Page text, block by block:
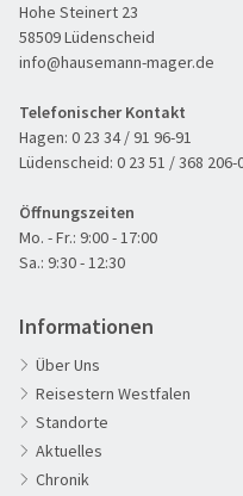
60plus Reisen
Hohe Steinert 23
58509 Lüdenscheid
info@hausemann-mager.de
Telefonischer Kontakt
Hagen: 0 23 34 / 91 96-91
Lüdenscheid: 0 23 51 / 368 206-
Öffnungszeiten
Mo. - Fr.: 9:00 - 17:00
Sa.: 9:30 - 12:30
Informationen
Über Uns
Reisestern Westfalen
Standorte
Aktuelles
Chronik